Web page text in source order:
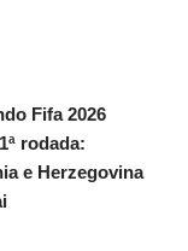
Fifa 2026
rodada:
e Herzegovina